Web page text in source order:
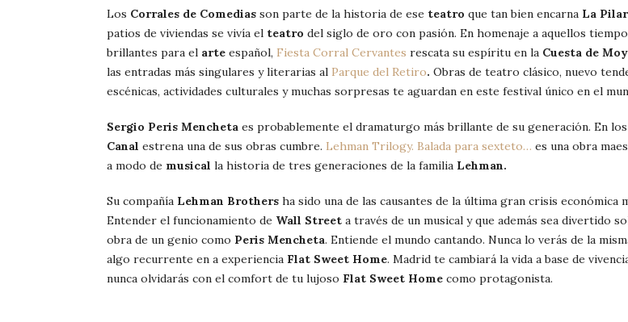
Los Corrales de Comedias son parte de la historia de ese teatro que tan bien encarna La
patios de viviendas se vivía el teatro del siglo de oro con pasión. En homenaje a aquellos
brillantes para el arte español, Fiesta Corral Cervantes rescata su espíritu en la Cuesta de
las entradas más singulares y literarias al Parque del Retiro. Obras de teatro clásico, nuevo
escénicas, actividades culturales y muchas sorpresas te aguardan en este festival único en el
Sergio Peris Mencheta es probablemente el dramaturgo más brillante de su generación. En los
Canal estrena una de sus obras cumbre. Lehman Trilogy. Balada para sexteto… es una obra
a modo de musical la historia de tres generaciones de la familia Lehman.
Su compañía Lehman Brothers ha sido una de las causantes de la última gran crisis económica
Entender el funcionamiento de Wall Street a través de un musical y que además sea divertido
obra de un genio como Peris Mencheta. Entiende el mundo cantando. Nunca lo verás de la
algo recurrente en a experiencia Flat Sweet Home. Madrid te cambiará la vida a base de
nunca olvidarás con el comfort de tu lujoso Flat Sweet Home como protagonista.